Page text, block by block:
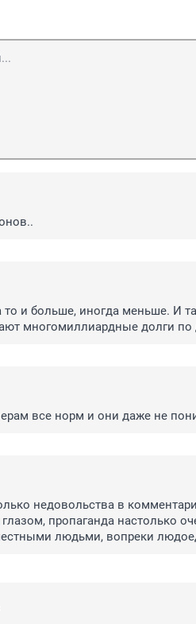
то и больше, иногда меньше. И
многомиллиардные долги по
все норм и они даже не
недовольства в
пропаганда настолько
людьми, вопреки